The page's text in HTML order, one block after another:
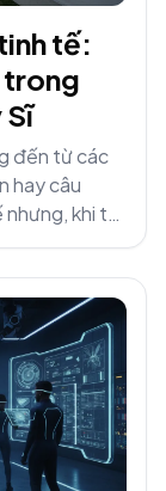
tế:
trong
đến từ các
hay câu
nhưng, khi ta